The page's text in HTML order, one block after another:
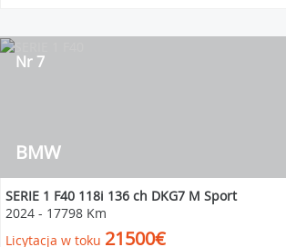
BMW
Nr 7
SERIE 1 F40 118i 136 ch DKG7 M Sport
2024 - 17798 Km
Licytacja w toku 21500€